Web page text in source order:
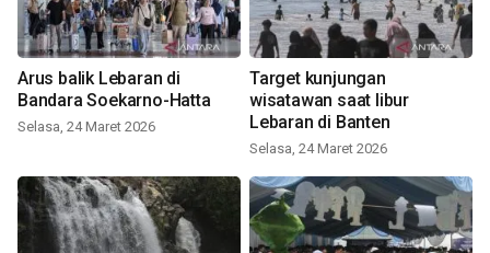
Arus balik Lebaran di
Bandara Soekarno-Hatta
Selasa, 24 Maret 2026
Target kunjungan
wisatawan saat libur
Lebaran di Banten
Selasa, 24 Maret 2026